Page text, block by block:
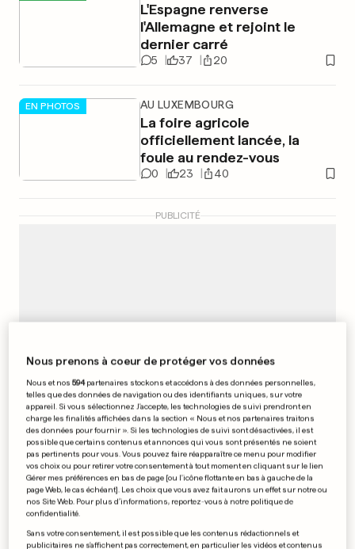
L'Espagne renverse
l'Allemagne et rejoint le
dernier carré
5 37 20
EN PHOTOS AU LUXEMBOURG
La foire agricole
officiellement lancée, la
foule au rendez-vous
0 23 40
PUBLICITÉ
DRAME EN FRANCE
Habillé en panda, il tue un
homme à coups de tournevis
dans une dispute
Nous prenons à coeur de protéger vos données
Nous et nos594partenaires stockons et accédons à des données personnelles,
telles que des données de navigation ou des identifiants uniques, sur votre
appareil. Si vous sélectionnez J'accepte, les technologies de suivi prendront en
charge les finalités affichées dans la section « Nous et nos partenaires traitons
des données pour fournir ». Si les technologies de suivi sont désactivées, il est
possible que certains contenus et annonces qui vous sont présentés ne soient
pas pertinents pour vous. Vous pouvez faire réapparaître ce menu pour modifier
vos choix ou pour retirer votre consentement à tout moment en cliquant sur le lien
Gérer mes préférences en bas de page [ou l'icône flottante en bas à gauche de la
page Web, le cas échéant]. Les choix que vous avez fait aurons un effet sur notre ou
nos Site Web. Pour plus d’informations, reportez-vous à notre politique de
confidentialité.
Sans votre consentement, il est possible que les contenus rédactionnels et
publicitaires ne s'affichent pas correctement, en particulier les vidéos et contenus